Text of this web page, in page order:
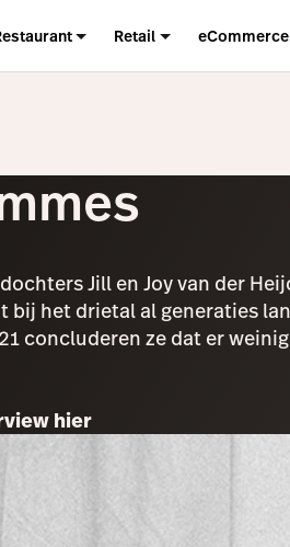
Retail eCommerce
Jill en Joy van der
het drietal al generaties
concluderen ze dat er
hier